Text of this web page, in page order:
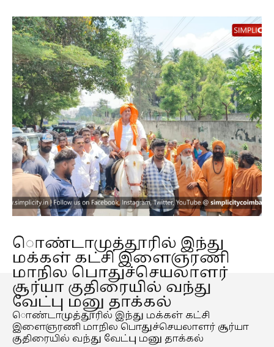
ொண்டாமுத்தூரில் இந்து
மக்கள் கட்சி இளைஞரணி
மாநில பொதுச்செயலாளர்
சூர்யா குதிரையில் வந்து
வேட்பு மனு தாக்கல்
ொண்டாமுத்தூரில் இந்து மக்கள் கட்சி
இளைஞரணி மாநில பொதுச்செயலாளர் சூர்யா
குதிரையில் வந்து வேட்பு மனு தாக்கல்